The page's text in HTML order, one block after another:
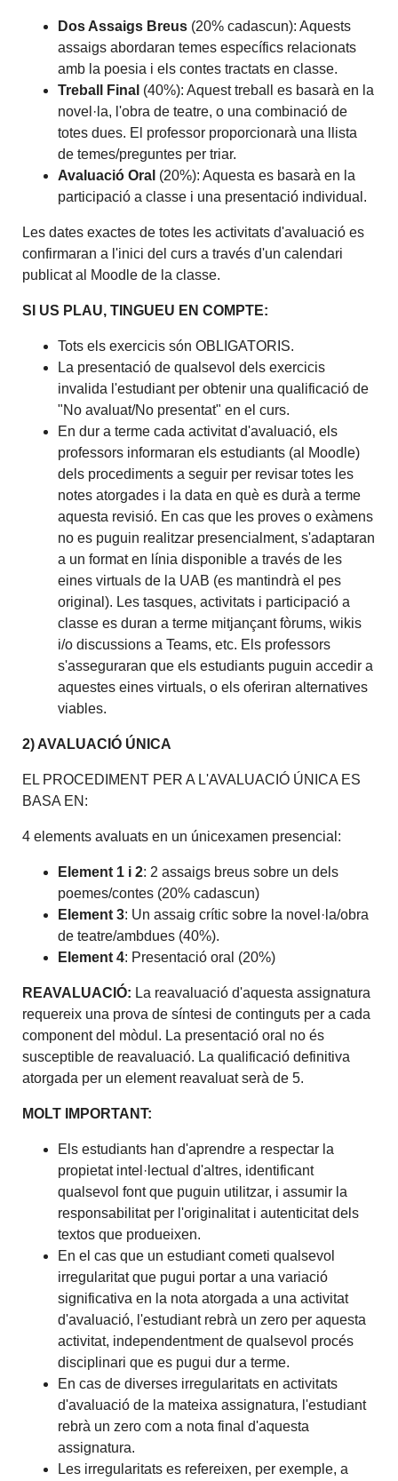
Dos Assaigs Breus (20% cadascun): Aquests
assaigs abordaran temes específics relacionats
amb la poesia i els contes tractats en classe.
Treball Final (40%): Aquest treball es basarà en la
novel·la, l'obra de teatre, o una combinació de
totes dues. El professor proporcionarà una llista
de temes/preguntes per triar.
Avaluació Oral (20%): Aquesta es basarà en la
participació a classe i una presentació individual.
Les dates exactes de totes les activitats d'avaluació es
confirmaran a l'inici del curs a través d'un calendari
publicat al Moodle de la classe.
SI US PLAU, TINGUEU EN COMPTE:
Tots els exercicis són OBLIGATORIS.
La presentació de qualsevol dels exercicis
invalida l'estudiant per obtenir una qualificació de
"No avaluat/No presentat" en el curs.
En dur a terme cada activitat d'avaluació, els
professors informaran els estudiants (al Moodle)
dels procediments a seguir per revisar totes les
notes atorgades i la data en què es durà a terme
aquesta revisió. En cas que les proves o exàmens
no es puguin realitzar presencialment, s'adaptaran
a un format en línia disponible a través de les
eines virtuals de la UAB (es mantindrà el pes
original). Les tasques, activitats i participació a
classe es duran a terme mitjançant fòrums, wikis
i/o discussions a Teams, etc. Els professors
s'asseguraran que els estudiants puguin accedir a
aquestes eines virtuals, o els oferiran alternatives
viables.
2) AVALUACIÓ ÚNICA
EL PROCEDIMENT PER A L'AVALUACIÓ ÚNICA ES
BASA EN:
4 elements avaluats en un únicexamen presencial:
Element 1 i 2: 2 assaigs breus sobre un dels
poemes/contes (20% cadascun)
Element 3: Un assaig crític sobre la novel·la/obra
de teatre/ambdues (40%).
Element 4: Presentació oral (20%)
REAVALUACIÓ: La reavaluació d'aquesta assignatura
requereix una prova de síntesi de continguts per a cada
component del mòdul. La presentació oral no és
susceptible de reavaluació. La qualificació definitiva
atorgada per un element reavaluat serà de 5.
MOLT IMPORTANT:
Els estudiants han d'aprendre a respectar la
propietat intel·lectual d'altres, identificant
qualsevol font que puguin utilitzar, i assumir la
responsabilitat per l'originalitat i autenticitat dels
textos que produeixen.
En el cas que un estudiant cometi qualsevol
irregularitat que pugui portar a una variació
significativa en la nota atorgada a una activitat
d'avaluació, l'estudiant rebrà un zero per aquesta
activitat, independentment de qualsevol procés
disciplinari que es pugui dur a terme.
En cas de diverses irregularitats en activitats
d'avaluació de la mateixa assignatura, l'estudiant
rebrà un zero com a nota final d'aquesta
assignatura.
Les irregularitats es refereixen, per exemple, a